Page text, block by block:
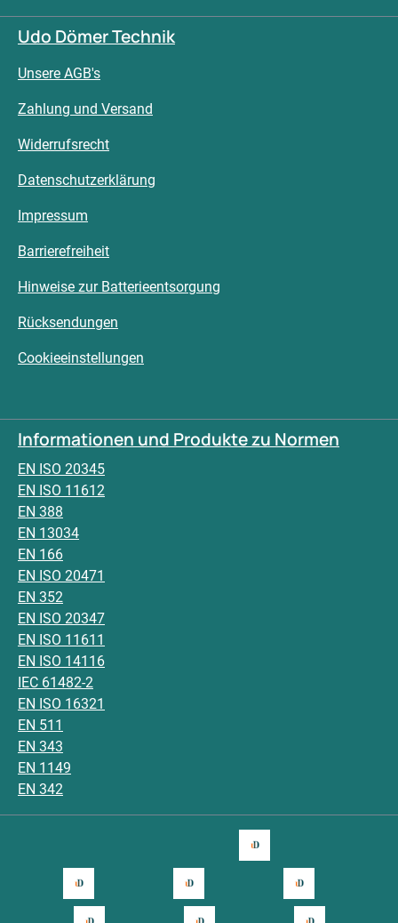
Udo Dömer Technik
Unsere AGB's
Zahlung und Versand
Widerrufsrecht
Datenschutzerklärung
Impressum
Barrierefreiheit
Hinweise zur Batterieentsorgung
Rücksendungen
Cookieeinstellungen
Informationen und Produkte zu Normen
EN ISO 20345
EN ISO 11612
EN 388
EN 13034
EN 166
EN ISO 20471
EN 352
EN ISO 20347
EN ISO 11611
EN ISO 14116
IEC 61482-2
EN ISO 16321
EN 511
EN 343
EN 1149
EN 342